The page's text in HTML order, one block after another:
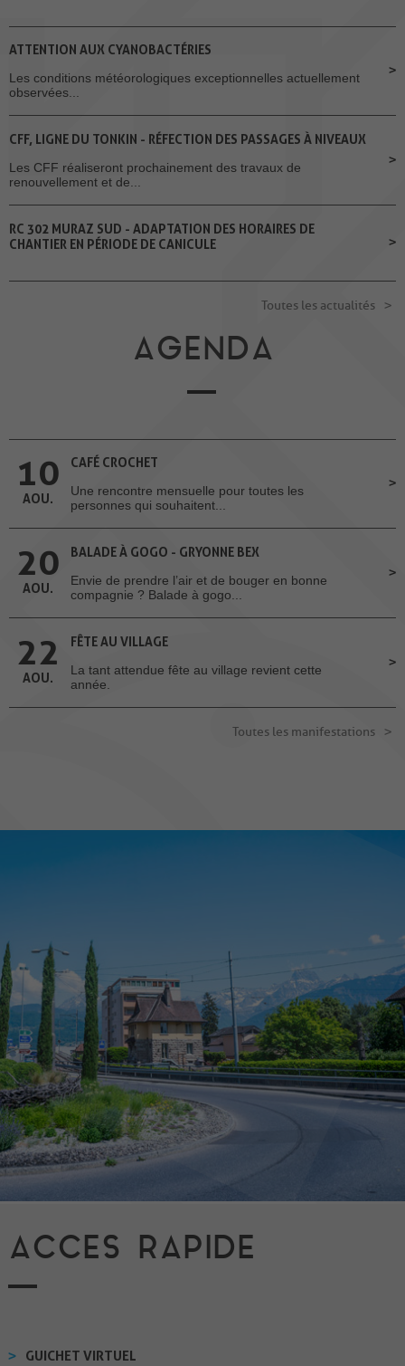
ATTENTION AUX CYANOBACTÉRIES
Les conditions météorologiques exceptionnelles actuellement
observées...
CFF, LIGNE DU TONKIN - RÉFECTION DES PASSAGES À NIVEAUX
Les CFF réaliseront prochainement des travaux de
renouvellement et de...
RC 302 MURAZ SUD - ADAPTATION DES HORAIRES DE
CHANTIER EN PÉRIODE DE CANICULE
Toutes les actualités
AGENDA
10
AOU.
CAFÉ CROCHET
Une rencontre mensuelle pour toutes les
personnes qui souhaitent...
20
AOU.
BALADE À GOGO - GRYONNE BEX
Envie de prendre l’air et de bouger en bonne
compagnie ? Balade à gogo...
22
AOU.
FÊTE AU VILLAGE
La tant attendue fête au village revient cette
année.
Toutes les manifestations
ACCES RAPIDE
GUICHET VIRTUEL